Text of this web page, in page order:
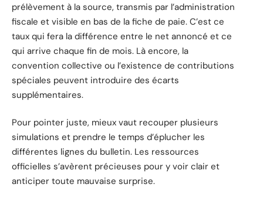
prélèvement à la source, transmis par l’administration
fiscale et visible en bas de la fiche de paie. C’est ce
taux qui fera la différence entre le net annoncé et ce
qui arrive chaque fin de mois. Là encore, la
convention collective ou l’existence de contributions
spéciales peuvent introduire des écarts
supplémentaires.
Pour pointer juste, mieux vaut recouper plusieurs
simulations et prendre le temps d’éplucher les
différentes lignes du bulletin. Les ressources
officielles s’avèrent précieuses pour y voir clair et
anticiper toute mauvaise surprise.